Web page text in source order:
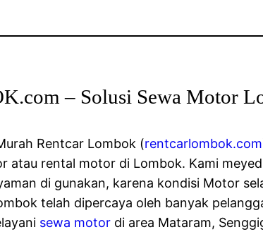
– Solusi Sewa Motor
Rentcar Lombok (rentcarlombok.com
atau rental motor di Lombok. Kami
di gunakan, karena kondisi Motor
telah dipercaya oleh banyak
sewa motor di area Mataram,